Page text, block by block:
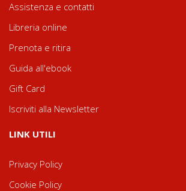
Assistenza e contatti
Libreria online
Prenota e ritira
Guida all'ebook
Gift Card
Iscriviti alla Newsletter
LINK UTILI
Privacy Policy
Cookie Policy